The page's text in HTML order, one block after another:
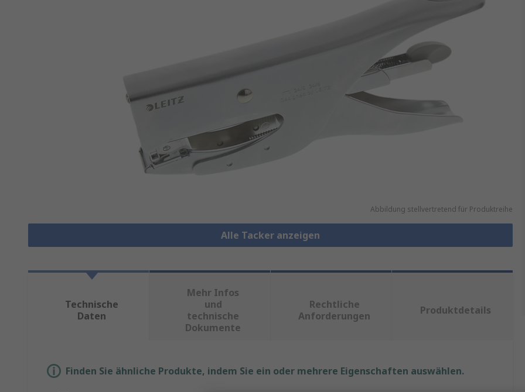
Abbildung stellvertretend für Produktreihe
Alle Tacker anzeigen
Technische
Daten
Mehr Infos
und
technische
Dokumente
Rechtliche
Anforderungen
Produktdetails
Finden Sie ähnliche Produkte, indem Sie ein oder mehrere Eigenschaften auswählen.